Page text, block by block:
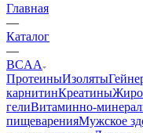
Главная
—
Каталог
—
BCAA
ПротеиныИзоляты
карнитинКреатины
гелиВитаминно-
пищеваренияМужское